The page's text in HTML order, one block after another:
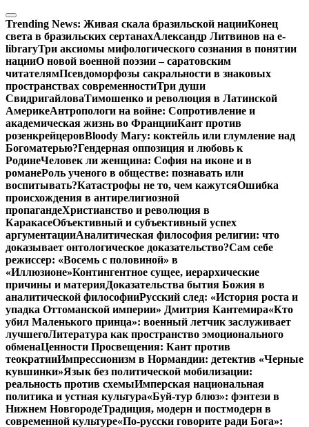
Перейти
к
содержимому
Trending News: Живая скала бразильской нацииКонец
света в бразильских сертанахАлександр Литвинов на e-
libraryТри аксиомы мифологического сознания в понятии
нацииО новой военной поэзии – саратовским
читателямПсевдоморфозы сакральности в знаковых
пространствах современностиТри души
СвидригайловаТимошенко и революция в Латинской
АмерикеАнтропологи на войне: Сопротивление и
академическая жизнь во ФранцииКант против
розенкрейцеровBloody Mary: коктейль или глумление над
Богоматерью?Гендерная оппозиция и любовь к
РодинеЧеловек ли женщина: София на иконе и в
романеРоль ученого в обществе: познавать или
воспитывать?Катастрофы не то, чем кажутсяОшибка
происхождения в антирелигиозной
пропагандеХристианство и революция в
КаракасеОбъективный и субъективный успех
аргументацииАналитическая философия религии: что
доказывает онтологическое доказательство?Сам себе
режиссер: «Восемь с половиной» в
«Иллюзионе»Контингентное сущее, иерархические
причины и материяДоказательства бытия Божия в
аналитической философииРусский след: «История роста и
упадка Оттоманской империи» Дмитрия Кантемира«Кто
убил Маленького принца»: военный летчик заслуживает
лучшегоЛитература как пространство эмоционального
обменаЦенности Просвещения: Кант против
теократииИмпрессионизм в Нормандии: детектив «Черные
кувшинки»Язык без политической мобилизации:
реальность против схемыИмперская национальная
политика и устная культура«Буй-тур блюз»: фэнтези в
Нижнем НовгородеТрадиция, модерн и постмодерн в
современной культуре«По-русски говорите ради Бога»: